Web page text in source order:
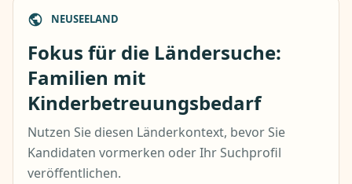
NEUSEELAND
Fokus für die Ländersuche:
Familien mit
Kinderbetreuungsbedarf
Nutzen Sie diesen Länderkontext, bevor Sie
Kandidaten vormerken oder Ihr Suchprofil
veröffentlichen.